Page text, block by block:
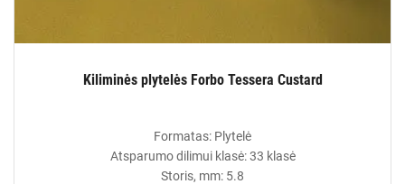
Kiliminės plytelės Forbo Tessera Custard
Formatas: Plytelė
Atsparumo dilimui klasė: 33 klasė
Storis, mm: 5.8